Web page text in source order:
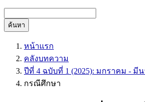
ค้นหา
หน้าแรก
คลังบทความ
ปีที่ 4 ฉบับที่ 1 (2025): มกราคม - มีน
กรณีศึกษา